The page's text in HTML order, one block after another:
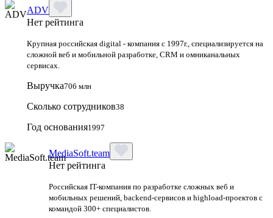
ADV
Нет рейтинга
Крупная российская digital - компания с 1997г., специализируется на
сложной веб и мобильной разработке, CRM и омниканальных
сервисах.
Выручка706 млн
Сколько сотрудников38
Год основания1997
MediaSoft.team
Нет рейтинга
Российская IT-компания по разработке сложных веб и
мобильных решений, backend-сервисов и highload-проектов с
командой 300+ специалистов.